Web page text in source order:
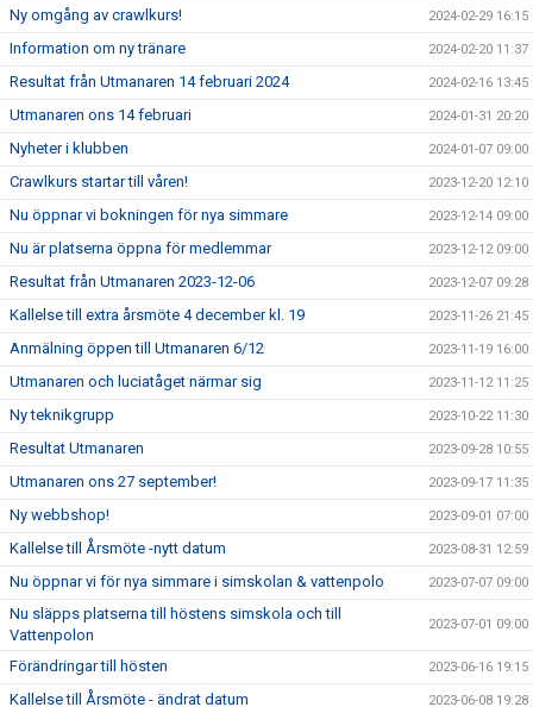
Ny omgång av crawlkurs! 2024-02-29 16:15
Information om ny tränare 2024-02-20 11:37
Resultat från Utmanaren 14 februari 2024 2024-02-16 13:45
Utmanaren ons 14 februari 2024-01-31 20:20
Nyheter i klubben 2024-01-07 09:00
Crawlkurs startar till våren! 2023-12-20 12:10
Nu öppnar vi bokningen för nya simmare 2023-12-14 09:00
Nu är platserna öppna för medlemmar 2023-12-12 09:00
Resultat från Utmanaren 2023-12-06 2023-12-07 09:28
Kallelse till extra årsmöte 4 december kl. 19 2023-11-26 21:45
Anmälning öppen till Utmanaren 6/12 2023-11-19 16:00
Utmanaren och luciatåget närmar sig 2023-11-12 11:25
Ny teknikgrupp 2023-10-22 11:30
Resultat Utmanaren 2023-09-28 10:55
Utmanaren ons 27 september! 2023-09-17 11:35
Ny webbshop! 2023-09-01 07:00
Kallelse till Årsmöte -nytt datum 2023-08-31 12:59
Nu öppnar vi för nya simmare i simskolan & vattenpolo 2023-07-07 09:00
Nu släpps platserna till höstens simskola och till
Vattenpolon
2023-07-01 09:00
Förändringar till hösten 2023-06-16 19:15
Kallelse till Årsmöte - ändrat datum 2023-06-08 19:28